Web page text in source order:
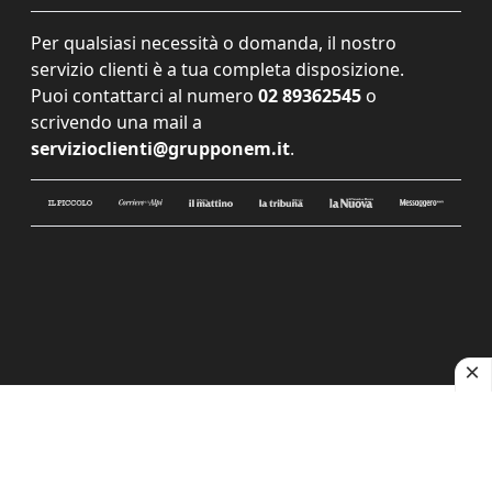
Per qualsiasi necessità o domanda, il nostro
servizio clienti è a tua completa disposizione.
Puoi contattarci al numero 02 89362545 o
scrivendo una mail a
servizioclienti@grupponem.it.